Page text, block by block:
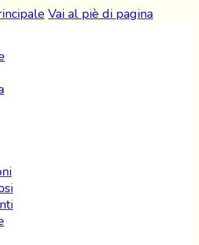
Vai al piè di pagina